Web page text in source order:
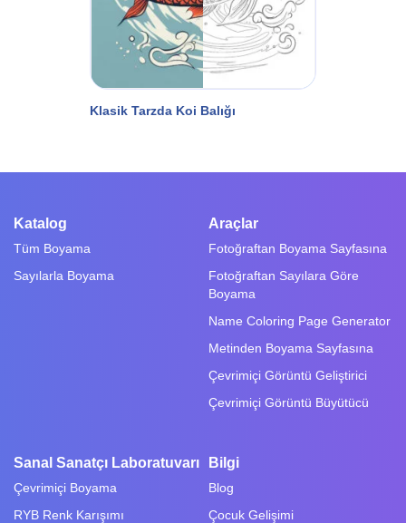
Klasik Tarzda Koi Balığı
Katalog
Tüm Boyama
Sayılarla Boyama
Araçlar
Fotoğraftan Boyama Sayfasına
Fotoğraftan Sayılara Göre
Boyama
Name Coloring Page Generator
Metinden Boyama Sayfasına
Çevrimiçi Görüntü Geliştirici
Çevrimiçi Görüntü Büyütücü
Sanal Sanatçı Laboratuvarı
Çevrimiçi Boyama
RYB Renk Karışımı
Bilgi
Blog
Çocuk Gelişimi